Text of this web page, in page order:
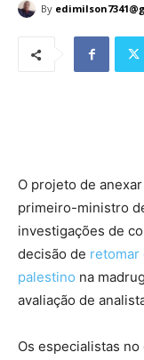
By
O projeto de
primeiro-ministro
investigações de
decisão de retomar
palestino na
avaliação de
Os especialistas